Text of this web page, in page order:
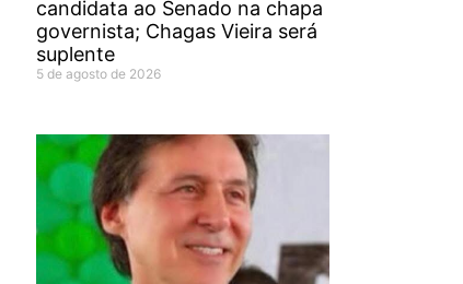
candidata ao Senado na chapa
governista; Chagas Vieira será
suplente
5 de agosto de 2026